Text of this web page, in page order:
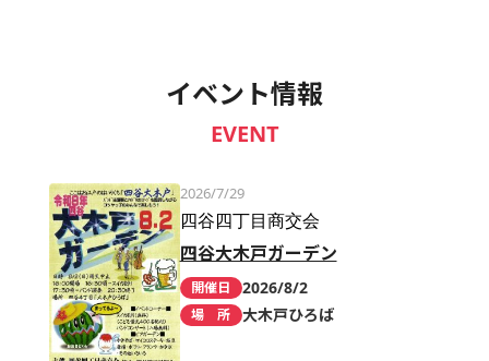
イベント情報
EVENT
2026/7/29
四谷四丁目商交会
四谷大木戸ガーデン
開催日 2026/8/2
場 所 大木戸ひろば